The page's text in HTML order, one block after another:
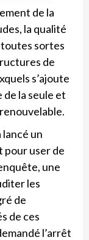
de la
la qualité
sortes
de
s’ajoute
la seule et
lancé un
pour user de
une
les
de
de ces
l’arrêt